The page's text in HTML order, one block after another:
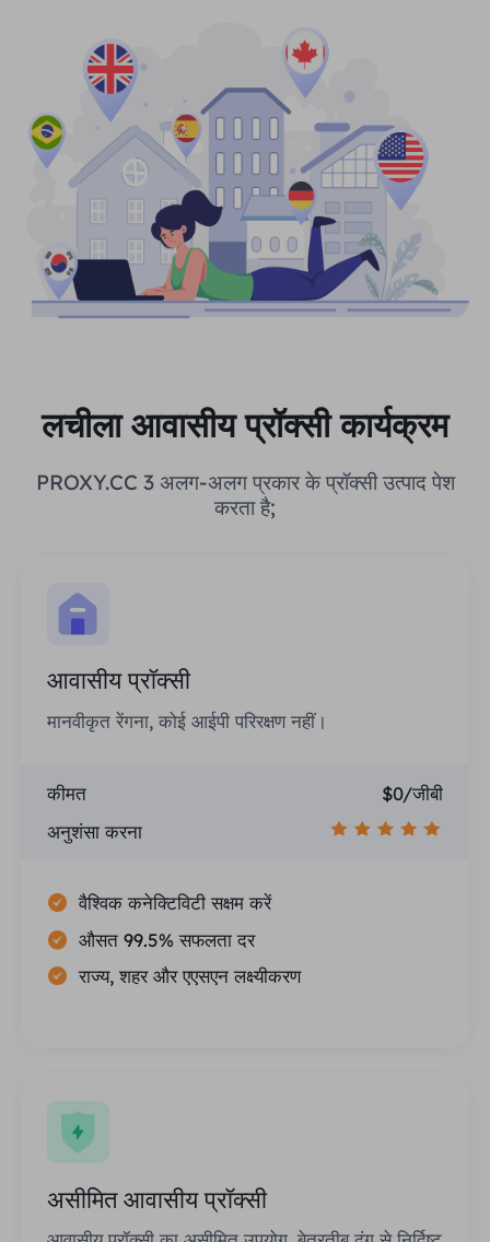
लचीला आवासीय प्रॉक्सी कार्यक्रम
PROXY.CC 3 अलग-अलग प्रकार के प्रॉक्सी उत्पाद पेश
करता है;
आवासीय प्रॉक्सी
मानवीकृत रेंगना, कोई आईपी परिरक्षण नहीं।
कीमत
$0/जीबी
अनुशंसा करना
वैश्विक कनेक्टिविटी सक्षम करें
औसत 99.5% सफलता दर
राज्य, शहर और एएसएन लक्ष्यीकरण
असीमित आवासीय प्रॉक्सी